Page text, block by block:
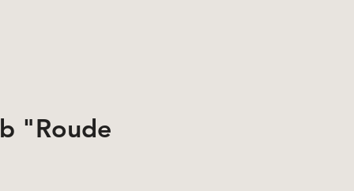
"Roude